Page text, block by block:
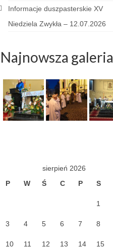
Informacje duszpasterskie XV
Niedziela Zwykła – 12.07.2026
Najnowsza galeria
sierpień 2026
P
W Ś C P S
1
3 4 5 6 7 8
10 11 12 13 14 15